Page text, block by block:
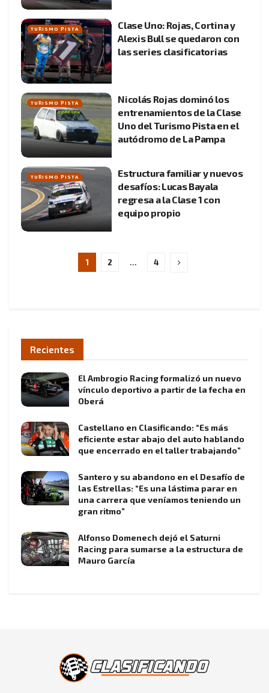
TURISMO PISTA
Clase Uno: Rojas, Cortina y
Alexis Bull se quedaron con
las series clasificatorias
TURISMO PISTA
Nicolás Rojas dominó los
entrenamientos de la Clase
Uno del Turismo Pista en el
autódromo de La Pampa
TURISMO PISTA
Estructura familiar y nuevos
desafíos: Lucas Bayala
regresa a la Clase 1 con
equipo propio
1 2 … 4
Recientes
El Ambrogio Racing formalizó un nuevo
vínculo deportivo a partir de la fecha en
Oberá
Castellano en Clasificando: “Es más
eficiente estar abajo del auto hablando
que encerrado en el taller trabajando”
Santero y su abandono en el Desafío de
las Estrellas: “Es una lástima parar en
una carrera que veníamos teniendo un
gran ritmo”
Alfonso Domenech dejó el Saturni
Racing para sumarse a la estructura de
Mauro García